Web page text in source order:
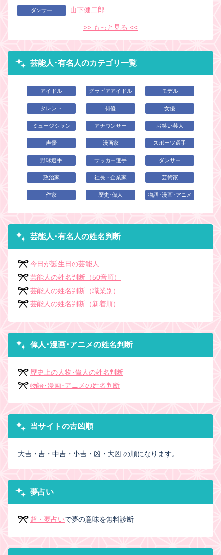
ダンサー 山下健二郎
>> もっと見る <<
芸能人･有名人のカテゴリ一覧
アイドル グラビアアイドル モデル
タレント 俳優 女優
ミュージシャン アナウンサー お笑い芸人
声優 漫画家 スポーツ選手
野球選手 サッカー選手 ダンサー
政治家 社長・企業家 芸術家
作家 歴史･偉人 物語･漫画･アニメ
芸能人･有名人の姓名判断
今日が誕生日の芸能人
芸能人の姓名判断（50音順）
芸能人の姓名判断（職業別）
芸能人の姓名判断（新着順）
偉人･漫画･アニメの姓名判断
歴史上の人物･偉人の姓名判断
物語･漫画･アニメの姓名判断
当サイトの吉凶順
大吉・吉・中吉・小吉・凶・大凶 の順になります。
夢占い
超・夢占いで夢の意味を無料診断